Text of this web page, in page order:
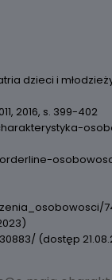
dzieci i
2016, s. 399-402
(dostęp